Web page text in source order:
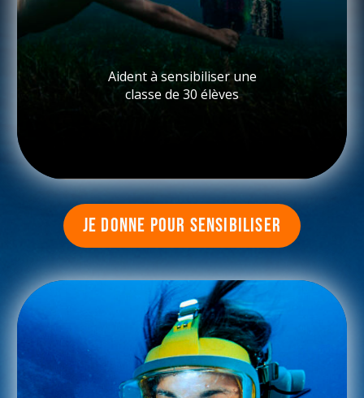
Aident à sensibiliser une
classe de 30 élèves
JE DONNE POUR SENSIBILISER